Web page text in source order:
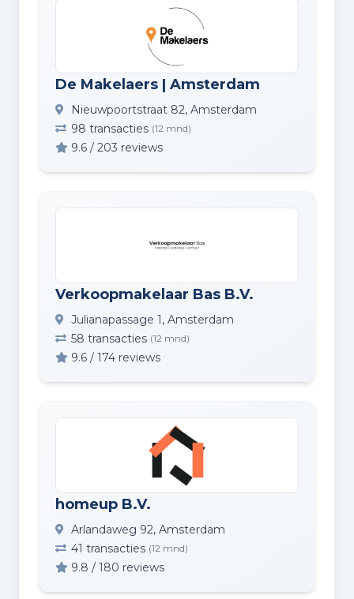
De Makelaers | Amsterdam
Nieuwpoortstraat 82, Amsterdam
98 transacties (12 mnd)
9.6 / 203 reviews
Verkoopmakelaar Bas B.V.
Julianapassage 1, Amsterdam
58 transacties (12 mnd)
9.6 / 174 reviews
homeup B.V.
Arlandaweg 92, Amsterdam
41 transacties (12 mnd)
9.8 / 180 reviews